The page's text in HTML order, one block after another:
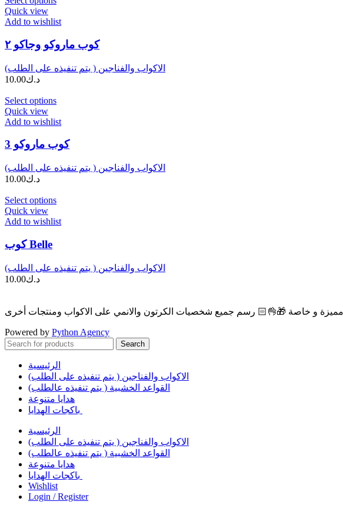
Quick view
Add to wishlist
كوب ماروكو وجاكو ٢
الاكواب والفناجين ( يتم تنفيذه على الطلب)
د.ك10.00
Select options
Quick view
Add to wishlist
كوب ماروكو 3
الاكواب والفناجين ( يتم تنفيذه على الطلب)
د.ك10.00
Select options
Quick view
Add to wishlist
كوب Belle
الاكواب والفناجين ( يتم تنفيذه على الطلب)
د.ك10.00
Powered by Python Agency
Search
الرئيسية
الاكواب والفناجين ( يتم تنفيذه على الطلب)
القواعد الخشبية ( يتم تنفيذه عالطلب)
هدايا متنوعة
الرئيسية
الاكواب والفناجين ( يتم تنفيذه على الطلب)
القواعد الخشبية ( يتم تنفيذه عالطلب)
هدايا متنوعة
Wishlist
Login / Register